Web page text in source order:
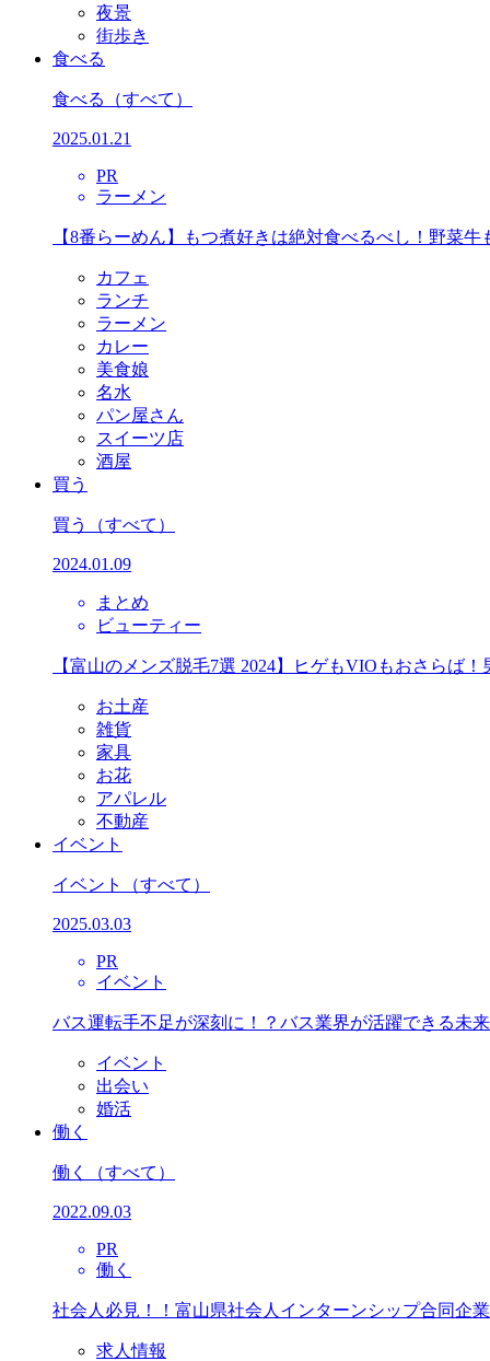
夜景
街歩き
食べる
食べる （すべて）
2025.01.21
PR
ラーメン
【8番らーめん】もつ煮好きは絶対食べるべし！野菜
カフェ
ランチ
ラーメン
カレー
美食娘
名水
パン屋さん
スイーツ店
酒屋
買う
買う （すべて）
2024.01.09
まとめ
ビューティー
【富山のメンズ脱毛7選 2024】ヒゲもVIOもおさらば
お土産
雑貨
家具
お花
アパレル
不動産
イベント
イベント （すべて）
2025.03.03
PR
イベント
バス運転手不足が深刻に！？バス業界が活躍できる未
イベント
出会い
婚活
働く
働く （すべて）
2022.09.03
PR
働く
社会人必見！！富山県社会人インターンシップ合同企
求人情報